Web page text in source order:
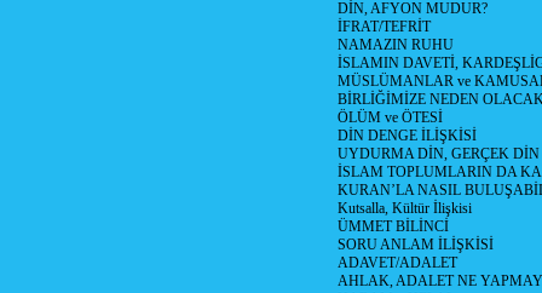
DİN, AFYON MUDUR?
İFRAT/TEFRİT
NAMAZIN RUHU
İSLAMIN DAVETİ,
MÜSLÜMANLAR ve
BİRLİĞİMİZE NEDEN
ÖLÜM ve ÖTESİ
DİN DENGE İLİŞKİSİ
UYDURMA DİN, GERÇEK DİN
İSLAM TOPLUMLARIN DA
KURAN’LA NASIL
Kutsalla, Kültür İlişkisi
ÜMMET BİLİNCİ
SORU ANLAM İLİŞKİSİ
ADAVET/ADALET
AHLAK, ADALET NE